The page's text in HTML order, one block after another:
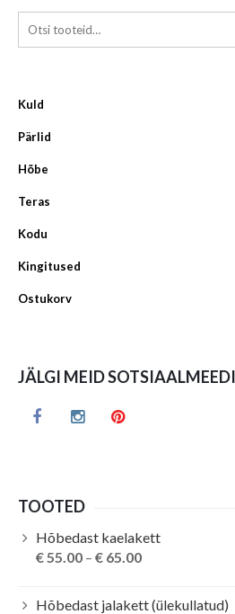
Kuld
Pärlid
Hõbe
Teras
Kodu
Kingitused
Ostukorv
JÄLGI MEID
TOOTED
Hõbedast kaelakett
€55.00 – € 65.00
Hõbedast jalakett (ülekullatud)